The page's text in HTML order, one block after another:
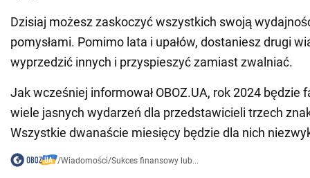
Dzisiaj możesz zaskoczyć wszystkich swoją
pomysłami. Pomimo lata i upałów, dostaniesz drugi
wyprzedzić innych i przyspieszyć zamiast zwalniać.
Jak wcześniej informował OBOZ.UA, rok 2024 będzie
wiele jasnych wydarzeń dla przedstawicieli trzech
Wszystkie dwanaście miesięcy będzie dla nich
/Wiadomości/Sukces finansowy lub...